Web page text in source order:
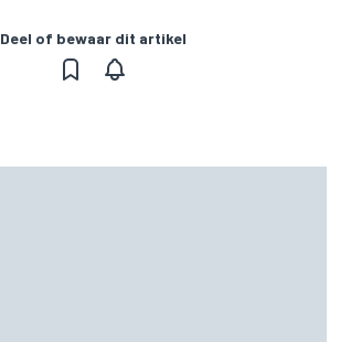
Deel of bewaar dit artikel